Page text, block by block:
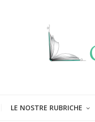
LE NOSTRE RUBRICHE